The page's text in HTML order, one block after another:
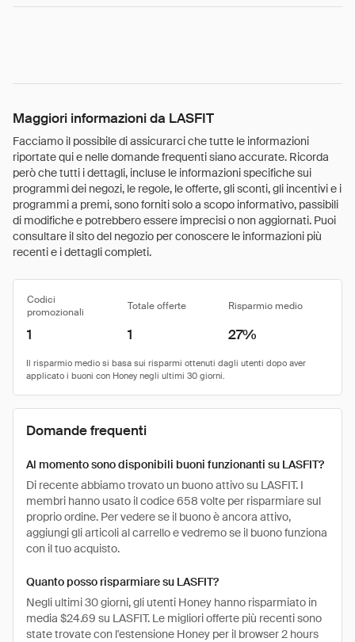
Maggiori informazioni da LASFIT
Facciamo il possibile di assicurarci che tutte le informazioni
riportate qui e nelle domande frequenti siano accurate. Ricorda
però che tutti i dettagli, incluse le informazioni specifiche sui
programmi dei negozi, le regole, le offerte, gli sconti, gli incentivi e i
programmi a premi, sono forniti solo a scopo informativo, passibili
di modifiche e potrebbero essere imprecisi o non aggiornati. Puoi
consultare il sito del negozio per conoscere le informazioni più
recenti e i dettagli completi.
Codici
promozionali
Totale offerte Risparmio medio
1 1 27%
Domande frequenti
Al momento sono disponibili buoni funzionanti su LASFIT?
Di recente abbiamo trovato un buono attivo su LASFIT. I
membri hanno usato il codice 658 volte per risparmiare sul
proprio ordine. Per vedere se il buono è ancora attivo,
aggiungi gli articoli al carrello e vedremo se il buono funziona
con il tuo acquisto.
Quanto posso risparmiare su LASFIT?
Negli ultimi 30 giorni, gli utenti Honey hanno risparmiato in
media $24.69 su LASFIT. Le migliori offerte più recenti sono
state trovate con l'estensione Honey per il browser 2 hours